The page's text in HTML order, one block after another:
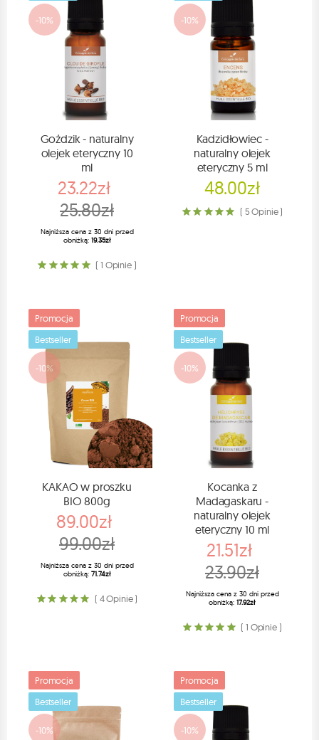
-10%
Goździk - naturalny
olejek eteryczny 10
ml
23.22zł
25.80zł
Najniższa cena z 30 dni przed
obniżką: 19.35zł
( 1 Opinie )
-10%
Kadzidłowiec -
naturalny olejek
eteryczny 5 ml
48.00zł
( 5 Opinie )
Promocja
Bestseller
-10%
KAKAO w proszku
BIO 800g
89.00zł
99.00zł
Najniższa cena z 30 dni przed
obniżką: 71.74zł
( 4 Opinie )
Promocja
Bestseller
-10%
Kocanka z
Madagaskaru -
naturalny olejek
eteryczny 10 ml
21.51zł
23.90zł
Najniższa cena z 30 dni przed
obniżką: 17.92zł
( 1 Opinie )
Promocja
Bestseller
-10%
Promocja
Bestseller
-10%